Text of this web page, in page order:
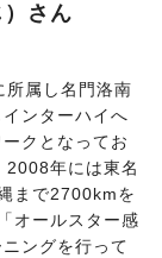
さん
所属し名門洛南
ンターハイへ
クとなってお
2008年には東名
まで2700kmを
オールスター感
ングを行って